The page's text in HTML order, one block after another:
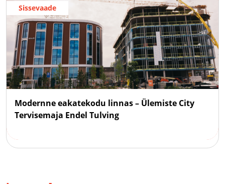
Sissevaade
Modernne eakatekodu linnas – Ülemiste City
Tervisemaja Endel Tulving